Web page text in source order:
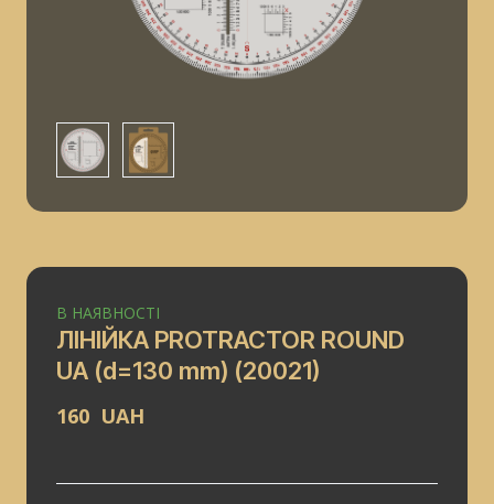
В НАЯВНОСТІ
ЛІНІЙКА PROTRACTOR ROUND
UA (d=130 mm) (20021)
160  UAH